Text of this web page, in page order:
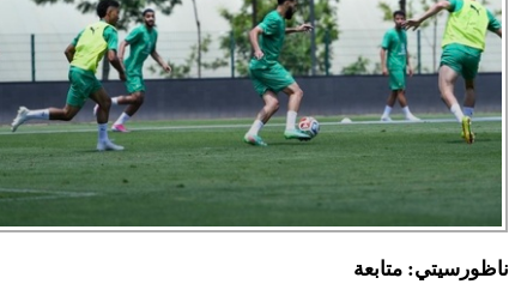
ناظورسيتي: متابعة